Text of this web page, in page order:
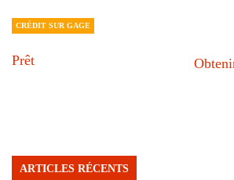
CRÉDIT SUR GAGE
Prêt
ARTICLES RÉCENTS